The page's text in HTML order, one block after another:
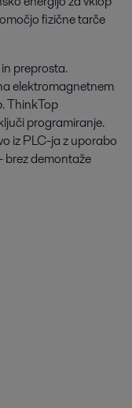
fizične tarče
preprosta.
elektromagnetnem
ThinkTop
programiranje.
iz PLC-ja z uporabo
brez demontaže